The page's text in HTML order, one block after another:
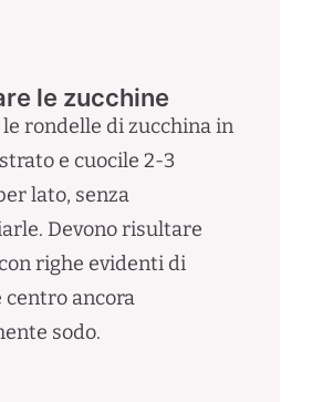
le zucchine
rondelle di zucchina in
e cuocile 2-3
lato, senza
Devono risultare
righe evidenti di
centro ancora
sodo.